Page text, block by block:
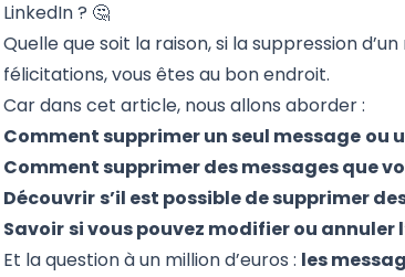
LinkedIn ? 🤔
Quelle que soit la raison, si la suppression
félicitations, vous êtes au bon endroit.
Car dans cet article, nous allons aborder :
Comment supprimer un seul message ou
Comment supprimer des messages que
Découvrirs’il est possible de supprimer
Savoirsi vous pouvez modifier ou annuler
Et la question à un million d’euros : les